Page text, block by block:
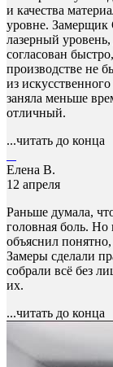
и качества
уровне. Замерщик
лазерный
согласован
производстве не
из
заняла меньше
отличный.
...читать до конца
Елена В.
12 апреля
Раньше думала,
головная боль. Но
объяснил
Замеры сделали
собрали всё без
их.
...читать до конца